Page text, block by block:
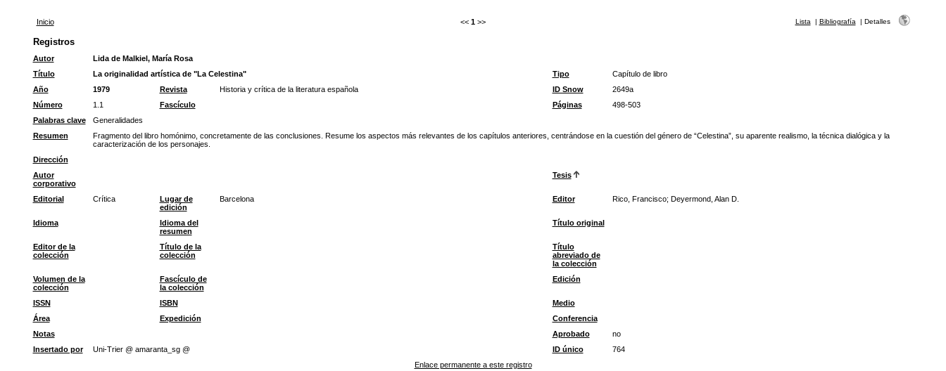
Inicio << 1 >> Lista | Bibliografía | Detalles
Registros
Autor
Lida de Malkiel, María Rosa
Título
La originalidad artística de "La Celestina" Tipo
Capítulo de libro
Año
1979 Revista Historia y crítica de la literatura española ID Snow
2649a
Número
1.1 Fascículo Páginas
498-503
Palabras clave
Generalidades
Resumen
Fragmento del libro homónimo, concretamente de las conclusiones. Resume los aspectos más relevantes de los capítulos anteriores, centrándose en la cuestión del género de “Celestina”, su aparente realismo, la técnica dialógica y la
caracterización de los personajes.
Dirección
Autor
corporativo
Tesis
Editorial Crítica
Lugar de
edición
Barcelona Editor Rico, Francisco; Deyermond, Alan D.
Idioma
Idioma del
resumen
Título original
Editor de la
colección
Título de la
colección
Título
abreviado de
la colección
Volumen de la
colección
Fascículo de
la colección
Edición
ISSN ISBN
Medio
Área
Expedición
Conferencia
Notas
Aprobado
no
Insertado por
Uni-Trier @ amaranta_sg @ ID único
764
Enlace permanente a este registro